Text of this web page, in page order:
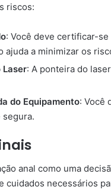
riscos:
: Você deve certificar-
ajuda a minimizar os
Laser: A ponteira do
do Equipamento: Você
segura.
anal como uma
cuidados necessários